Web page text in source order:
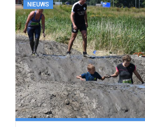
NIEUWS